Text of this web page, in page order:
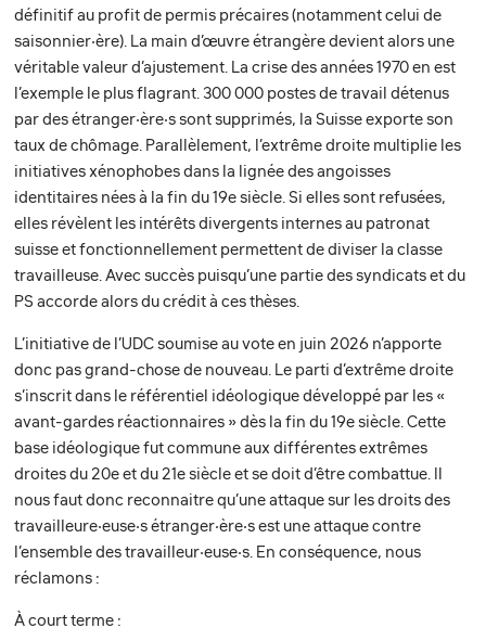
définitif au profit de permis précaires (notamment celui de
saisonnier‧ère). La main d’œuvre étrangère devient alors une
véritable valeur d’ajustement. La crise des années 1970 en est
l’exemple le plus flagrant. 300 000 postes de travail détenus
par des étranger‧ère‧s sont supprimés, la Suisse exporte son
taux de chômage. Parallèlement, l’extrême droite multiplie les
initiatives xénophobes dans la lignée des angoisses
identitaires nées à la fin du 19e siècle. Si elles sont refusées,
elles révèlent les intérêts divergents internes au patronat
suisse et fonctionnellement permettent de diviser la classe
travailleuse. Avec succès puisqu’une partie des syndicats et du
PS accorde alors du crédit à ces thèses.
L’initiative de l’UDC soumise au vote en juin 2026 n’apporte
donc pas grand-chose de nouveau. Le parti d’extrême droite
s’inscrit dans le référentiel idéologique développé par les «
avant-gardes réactionnaires » dès la fin du 19e siècle. Cette
base idéologique fut commune aux différentes extrêmes
droites du 20e et du 21e siècle et se doit d’être combattue. Il
nous faut donc reconnaitre qu’une attaque sur les droits des
travailleure‧euse‧s étranger‧ère‧s est une attaque contre
l’ensemble des travailleur‧euse‧s. En conséquence, nous
réclamons :
À court terme :